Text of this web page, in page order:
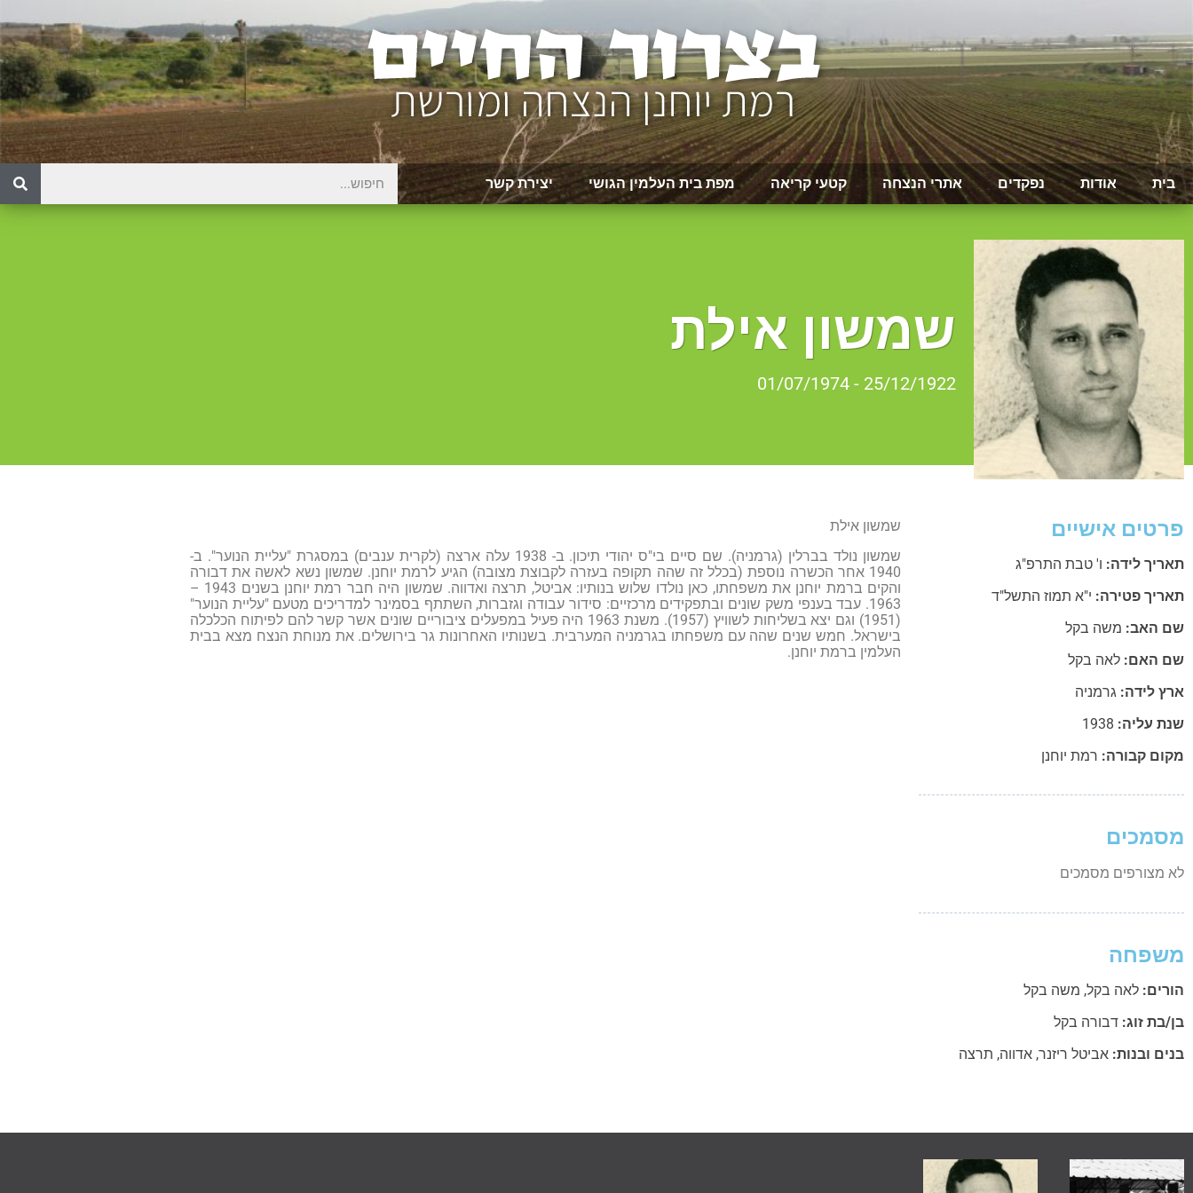
בית אודות נפקדים אתרי הנצחה קטעי קריאה מפת בית העלמין הגושי יצירת קשר
שמשון אילת
25/12/1922 - 01/07/1974
פרטים אישיים
תאריך לידה: ו' טבת התרפ"ג
תאריך פטירה: י"א תמוז התשל"ד
שם האב: משה בקל
שם האם: לאה בקל
ארץ לידה: גרמניה
שנת עליה: 1938
מקום קבורה: רמת יוחנן
מסמכים
לא מצורפים מסמכים
משפחה
הורים: לאה בקל, משה בקל
בן/בת זוג: דבורה בקל
בנים ובנות: אביטל ריזנר, אדווה, תרצה
שמשון אילת
שמשון נולד בברלין (גרמניה). שם סיים בי"ס יהודי תיכון. ב- 1938 עלה ארצה (לקרית ענבים) במסגרת "עליית הנוער". ב-
1940 אחר הכשרה נוספת (בכלל זה שהה תקופה בעזרה לקבוצת מצובה) הגיע לרמת יוחנן. שמשון נשא לאשה את דבורה
והקים ברמת יוחנן את משפחתו, כאן נולדו שלוש בנותיו: אביטל, תרצה ואדווה. שמשון היה חבר רמת יוחנן בשנים 1943 –
1963. עבד בענפי משק שונים ובתפקידים מרכזיים: סידור עבודה וגזברות, השתתף בסמינר למדריכים מטעם "עליית הנוער"
(1951) וגם יצא בשליחות לשוויץ (1957). משנת 1963 היה פעיל במפעלים ציבוריים שונים אשר קשר להם לפיתוח הכלכלה
בישראל. חמש שנים שהה עם משפחתו בגרמניה המערבית. בשנותיו האחרונות גר בירושלים. את מנוחת הנצח מצא בבית
העלמין ברמת יוחנן.